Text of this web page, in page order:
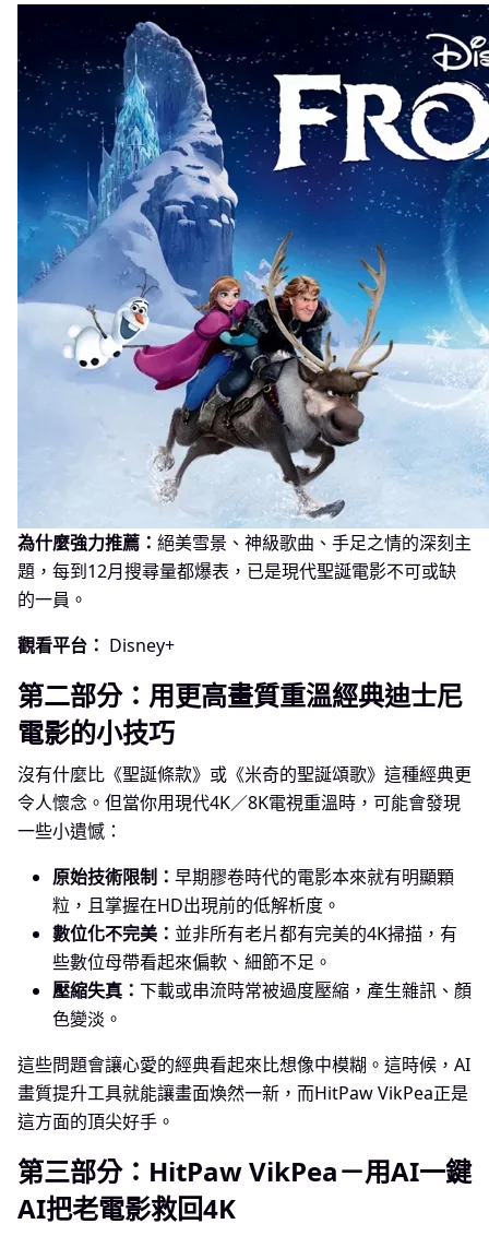
為什麼強力推薦： 絕美雪景、神級歌曲、手足之情的深刻主
題，每到12月搜尋量都爆表，已是現代聖誕電影不可或缺
的一員。
觀看平台： Disney+
第二部分：用更高畫質重溫經典迪士尼
電影的小技巧
沒有什麼比《聖誕條款》或《米奇的聖誕頌歌》這種經典更
令人懷念。但當你用現代4K／8K電視重溫時，可能會發現
一些小遺憾：
原始技術限制： 早期膠卷時代的電影本來就有明顯顆
粒，且掌握在HD出現前的低解析度。
數位化不完美： 並非所有老片都有完美的4K掃描，有
些數位母帶看起來偏軟、細節不足。
壓縮失真： 下載或串流時常被過度壓縮，產生雜訊、顏
色變淡。
這些問題會讓心愛的經典看起來比想像中模糊。這時候，AI
畫質提升工具就能讓畫面煥然一新，而HitPaw VikPea正是
這方面的頂尖好手。
第三部分：HitPaw VikPea－用AI一鍵
AI把老電影救回4K